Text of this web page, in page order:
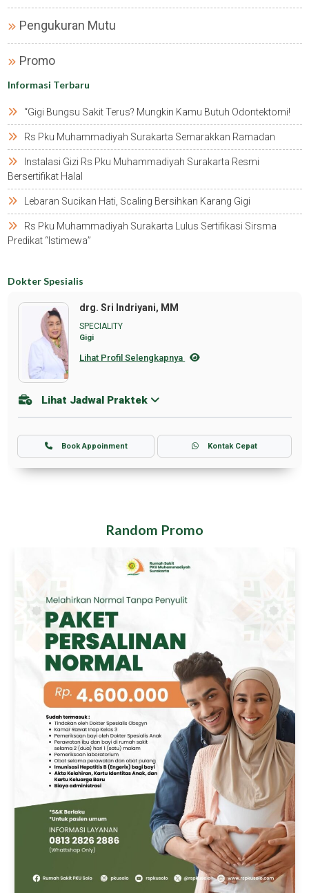
Pengukuran Mutu
Promo
Informasi Terbaru
“gigi Bungsu Sakit Terus? Mungkin Kamu Butuh Odontektomi!
Rs Pku Muhammadiyah Surakarta Semarakkan Ramadan
Instalasi Gizi Rs Pku Muhammadiyah Surakarta Resmi
Bersertifikat Halal
Lebaran Sucikan Hati, Scaling Bersihkan Karang Gigi
Rs Pku Muhammadiyah Surakarta Lulus Sertifikasi Sirsma
Predikat “istimewa”
Dokter Spesialis
drg. Sri Indriyani, MM
SPECIALITY
Gigi
Lihat Profil Selengkapnya
Lihat Jadwal Praktek
Book Appoinment Kontak Cepat
Random Promo